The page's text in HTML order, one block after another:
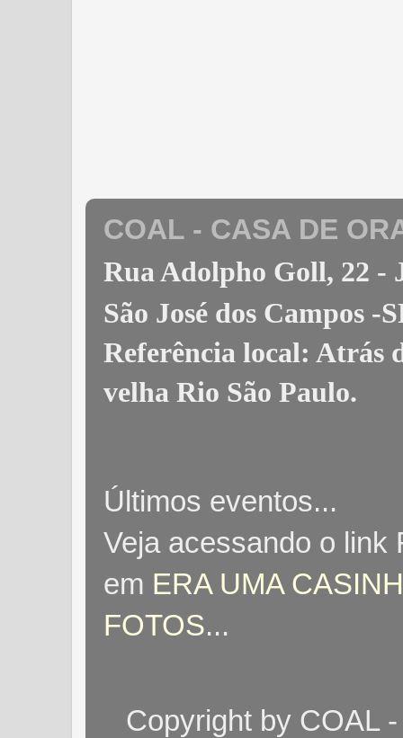
COAL - CASA DE
Rua Adolpho Goll, 22
São José dos Campos -
Referência local: Atrás
velha Rio São Paulo.
Últimos eventos...
Veja acessando o link
em ERA UMA
FOTOS...
Copyright by COAL